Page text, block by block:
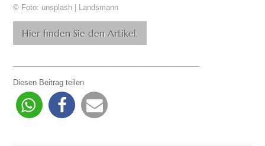
© Foto: unsplash | Landsmann
Hier finden Sie den Artikel.
Diesen Beitrag teilen